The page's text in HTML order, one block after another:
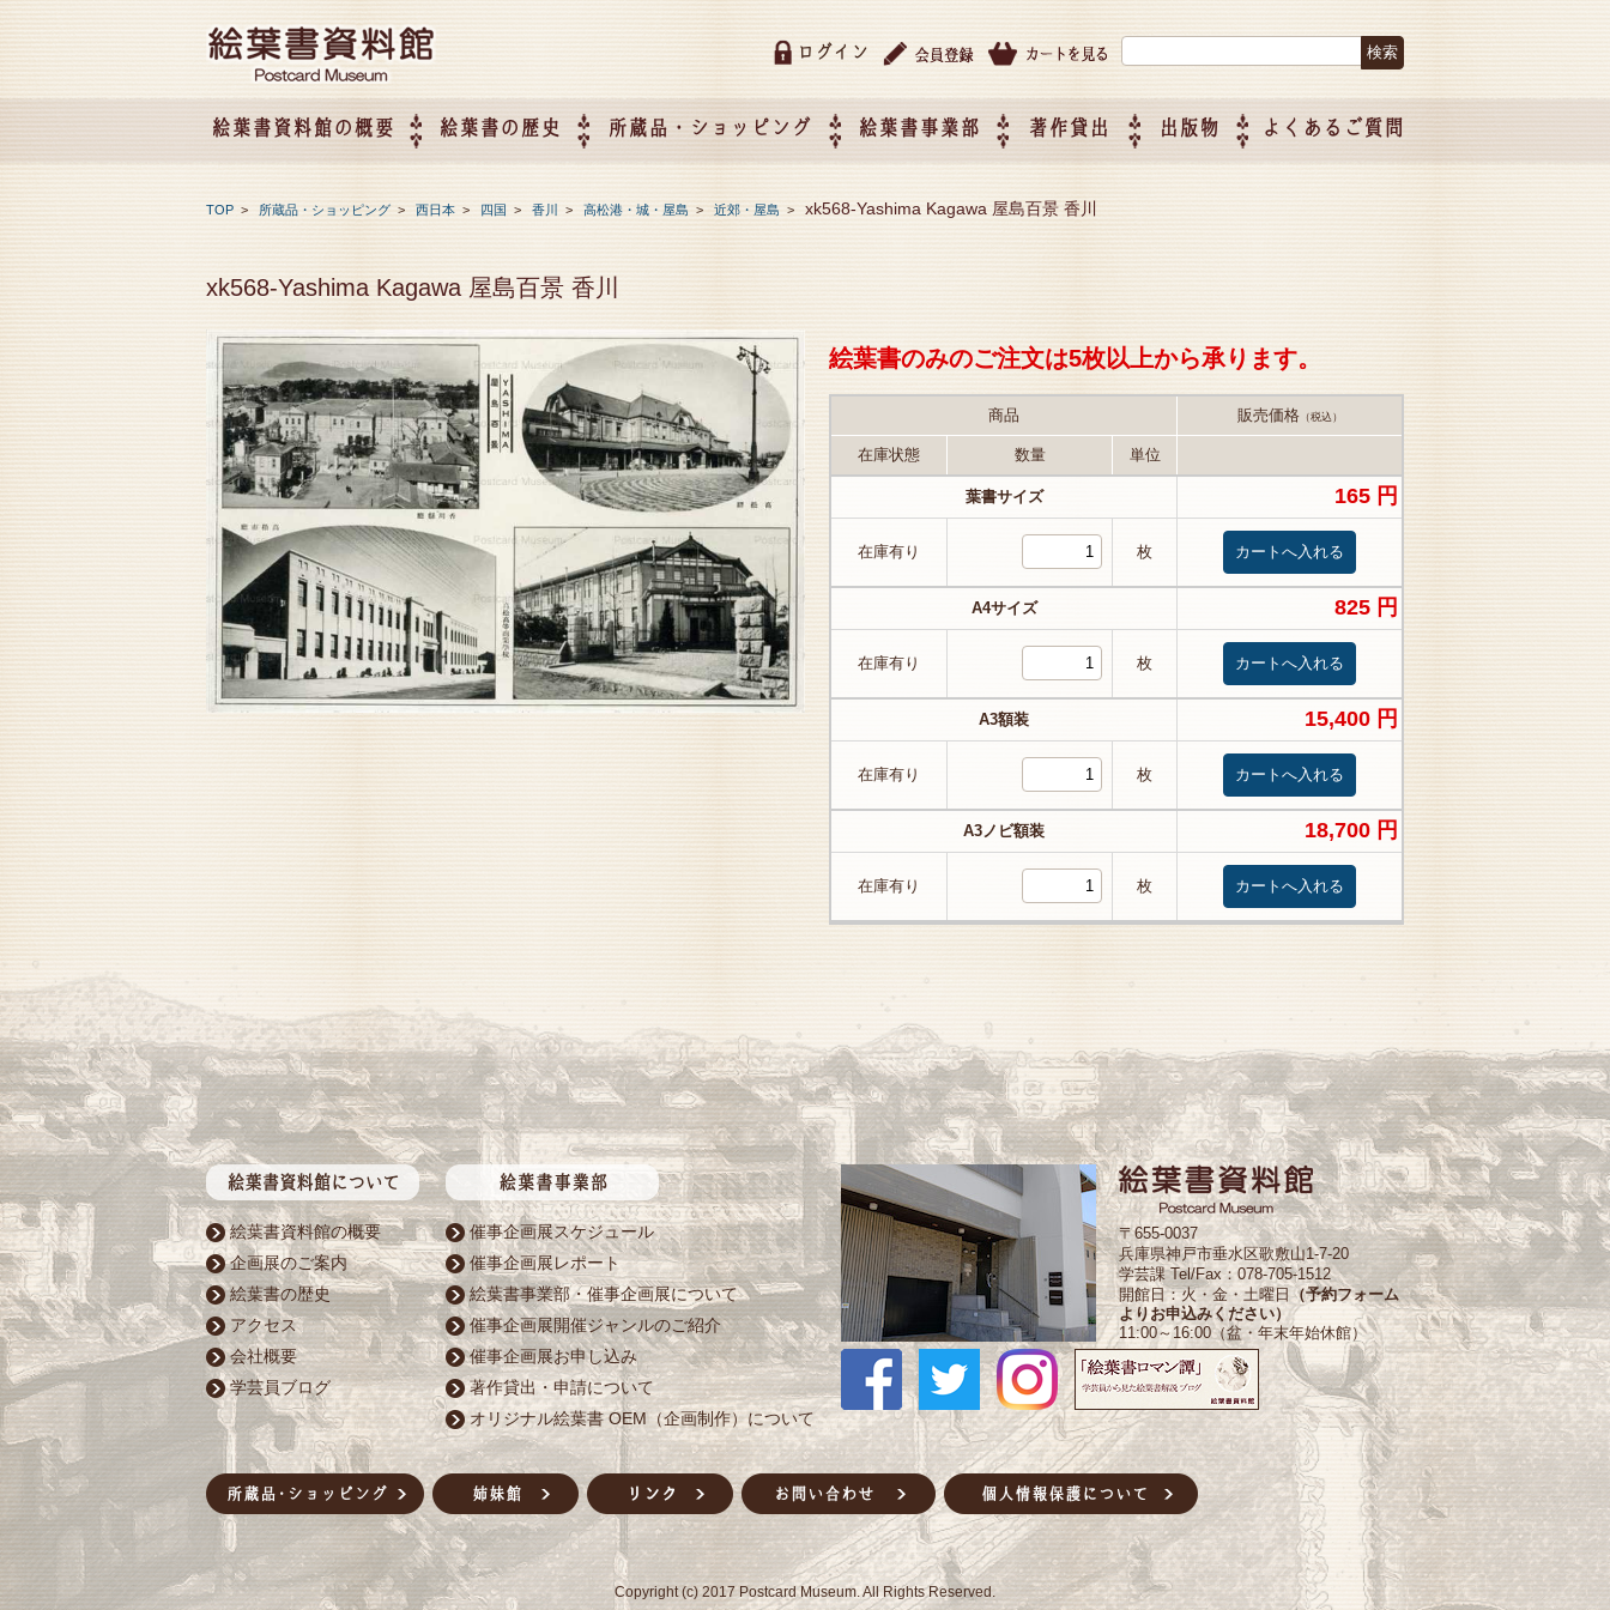
ログイン
絵葉書資料館の概要 絵葉書の歴史 所蔵品・ショッピング 絵葉書事業部
て
作）について
著作貸出 出版物 よくあるご質問
TOP > 所蔵品・ショッピング > 西日本 > 四国 > 香川 > 高松港・城・屋島 >近郊・屋島 > xk568-Yashima Kagawa 屋島百景 香川
xk568-Yashima Kagawa 屋島百景 香川
絵葉書のみのご注文は5枚以上から承ります。
商品 販売価格（税込）
在庫状態 数量 単位
葉書サイズ 165 円
在庫有り 枚
A4サイズ 825 円
在庫有り 枚
A3額装 15,400 円
在庫有り 枚
A3ノビ額装 18,700 円
在庫有り 枚
絵葉書資料館の概要
企画展のご案内
絵葉書の歴史
アクセス
会社概要
学芸員ブログ
催事企画展スケジュール
催事企画展レポート
絵葉書事業部・催事企画展について
催事企画展開催ジャンルのご紹介
催事企画展お申し込み
著作貸出・申請について
オリジナル絵葉書 OEM（企画制作）について
〒655-0037
兵庫県神戸市垂水区歌敷山1-7-20
学芸課 Tel/Fax：078-705-1512
開館日：火・金・土曜日 （予約フォーム
よりお申込みください）
11:00～16:00（盆・年末年始休館）
Copyright (c) 2017 Postcard Museum. All Rights Reserved.